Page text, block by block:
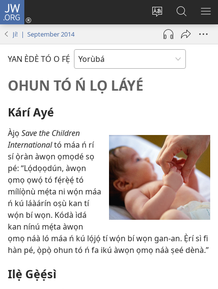
JW.ORG
Yí
èdè
ìkànnì
pa
Wọlé
(opens
window)
Wa
JW.ORG
Jí! | September 2014
YAN ÈDÈ TÓ O FẸ́
OHUN TÓ Ń LỌ LÁYÉ
Kárí Ayé
Àjọ Save the Children
Internationaltó máa ń rí
sí ọ̀ràn àwọn ọmọdé sọ
pé: “Lọ́dọọdún, àwọn
ọmọ ọwọ́ tó fẹ́rẹ̀ẹ́ tó
mílíọ̀nù mẹ́ta ni wọ́n máa
ń kú láàárín oṣù kan tí
wọ́n bí wọn. Kódà ìdá
kan nínú mẹ́ta àwọn
ọmọ náà ló máa ń kú lọ́jọ́ tí wọ́n bí wọn gan-an. Ẹ̀rí sì fi
hàn pé, ọ̀pọ̀ ohun tó ń fa ikú àwọn ọmọ náà ṣeé dènà.”
Ilẹ̀ Gẹ̀ẹ́sì